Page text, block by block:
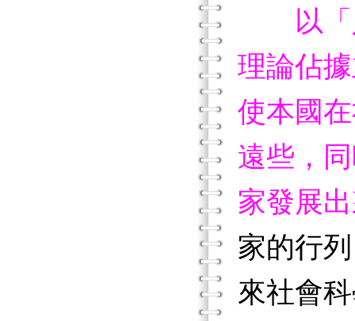
以
理論佔
使本國
遠些，
家發展
家的行
來社會